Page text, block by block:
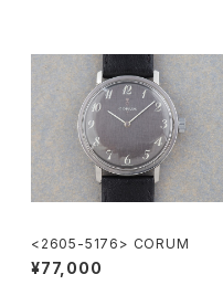
<2605-5176> CORUM
¥77,000